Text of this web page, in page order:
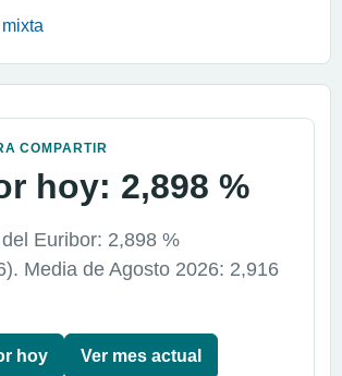
COMPARTIR
hoy: 2,898 %
Euribor: 2,898 %
Media de Agosto 2026: 2,916
hoy Ver mes actual